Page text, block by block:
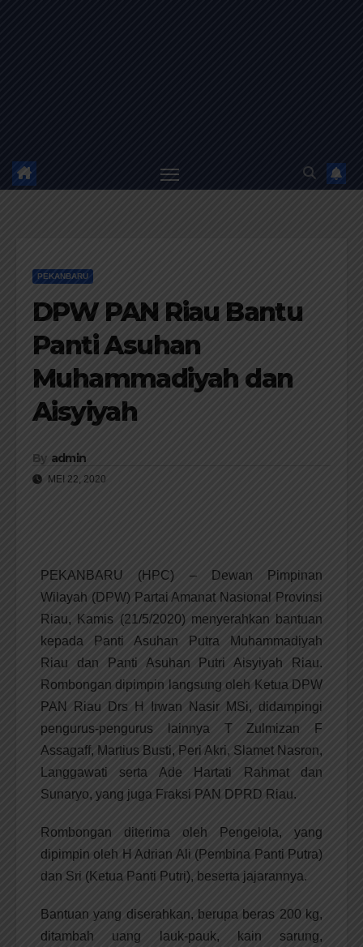
PEKANBARU
DPW PAN Riau Bantu
Panti Asuhan
Muhammadiyah dan
Aisyiyah
By admin
MEI 22, 2020
PEKANBARU (HPC) – Dewan Pimpinan
Wilayah (DPW) Partai Amanat Nasional Provinsi
Riau, Kamis (21/5/2020) menyerahkan bantuan
kepada Panti Asuhan Putra Muhammadiyah
Riau dan Panti Asuhan Putri Aisyiyah Riau.
Rombongan dipimpin langsung oleh Ketua DPW
PAN Riau Drs H Irwan Nasir MSi, didampingi
pengurus-pengurus lainnya T Zulmizan F
Assagaff, Martius Busti, Peri Akri, Slamet Nasron,
Langgawati serta Ade Hartati Rahmat dan
Sunaryo, yang juga Fraksi PAN DPRD Riau.
Rombongan diterima oleh Pengelola, yang
dipimpin oleh H Adrian Ali (Pembina Panti Putra)
dan Sri (Ketua Panti Putri), beserta jajarannya.
Bantuan yang diserahkan, berupa beras 200 kg,
ditambah uang lauk-pauk, kain sarung,